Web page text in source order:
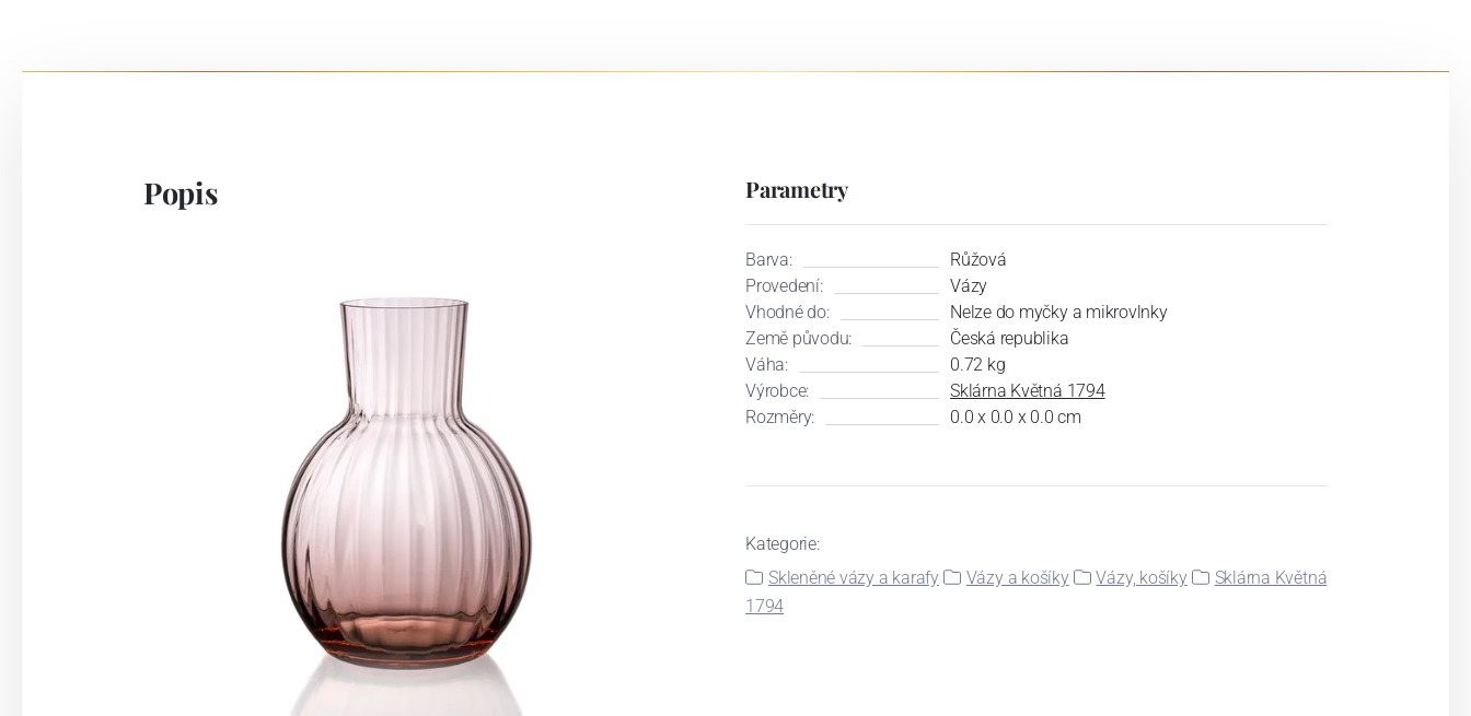
Popis Parametry
Barva:
Růžová
Provedení:
Vázy
Vhodné do:
Nelze do myčky a mikrovlnky
Země původu:
Česká republika
Váha:
0.72 kg
Výrobce:
Sklárna Květná 1794
Rozměry:
0.0 x 0.0 x 0.0 cm
Kategorie:
Skleněné vázy a karafy
Vázy a košíky Vázy, košíky
Sklárna Květná
1794